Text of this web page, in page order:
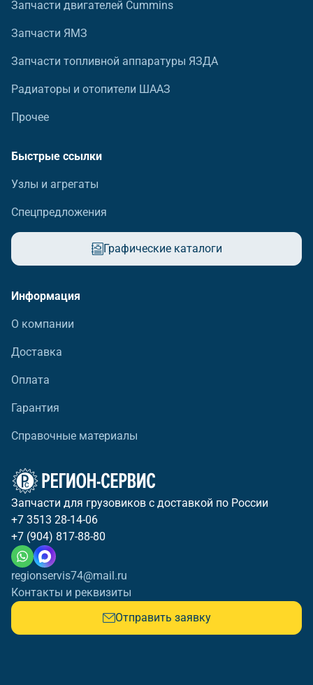
Запчасти двигателей Cummins
Запчасти ЯМЗ
Запчасти топливной аппаратуры ЯЗДА
Радиаторы и отопители ШААЗ
Прочее
Быстрые ссылки
Узлы и агрегаты
Спецпредложения
Графические каталоги
Информация
О компании
Доставка
Оплата
Гарантия
Справочные материалы
Запчасти для грузовиков с доставкой по России
+7 3513 28-14-06
+7 (904) 817-88-80
regionservis74@mail.ru
Контакты и реквизиты
Отправить заявку